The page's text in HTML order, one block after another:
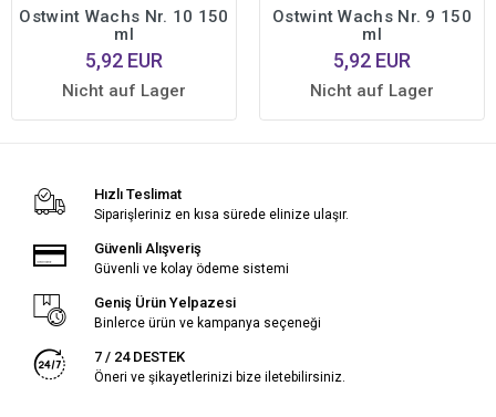
Ostwint Wachs Nr. 10 150
ml
5,92 EUR
Nicht auf Lager
Ostwint Wachs Nr. 9 150
ml
5,92 EUR
Nicht auf Lager
Hızlı Teslimat
Siparişleriniz en kısa sürede elinize ulaşır.
Güvenli Alışveriş
Güvenli ve kolay ödeme sistemi
Geniş Ürün Yelpazesi
Binlerce ürün ve kampanya seçeneği
7 / 24 DESTEK
Öneri ve şikayetlerinizi bize iletebilirsiniz.